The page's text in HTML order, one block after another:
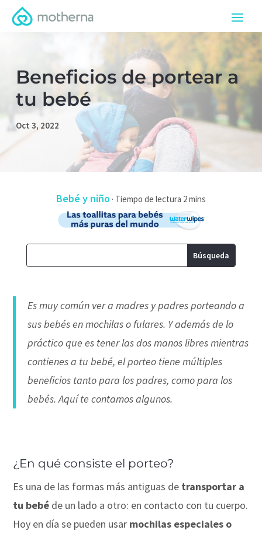
Beneficios de portear a
tu bebé
Oct 3, 2022
Bebé y niño ·
Es muy común ver a madres y padres porteando a
sus bebés en mochilas o fulares. Y además de lo
práctico que es tener las dos manos libres mientras
contienes a tu bebé, el porteo tiene múltiples
beneficios tanto para los padres, como para los
bebés. Aquí te contamos algunos.
¿En qué consiste el porteo?
Es una de las formas más antiguas de transportar a
tu bebé de un lado a otro: en contacto con tu cuerpo.
Hoy en día se pueden usar mochilas especiales o